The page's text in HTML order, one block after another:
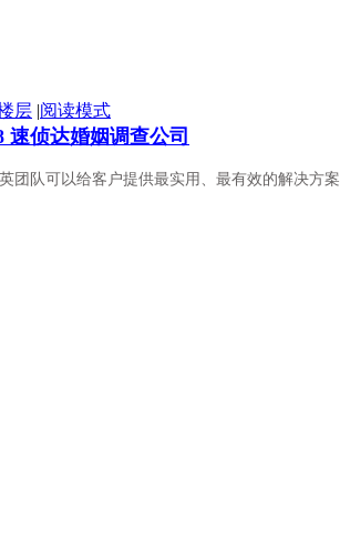
层 |阅读模式
速侦达婚姻调查公司
队可以给客户提供最实用、最有效的解决方案.